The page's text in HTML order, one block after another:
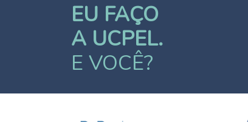
EU FAÇO
A UCPEL.
E VOCÊ?